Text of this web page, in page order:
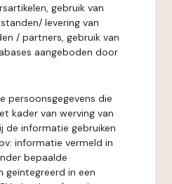
gebruik van
levering van
/ partners, gebruik van
aangeboden door
persoonsgegevens die
kader van werving van
de informatie gebruiken
informatie vermeld in
bepaalde
geïntegreerd in een